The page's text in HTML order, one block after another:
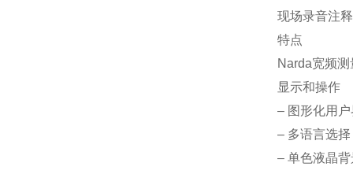
现场录音注
特点
Narda宽频
显示和操作
– 图形化用户
– 多语言选择
– 单色液晶